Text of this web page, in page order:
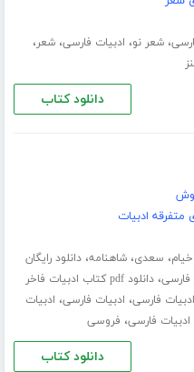
،شعر نو، ادبیات فارسی،شعر،
دانلود کتاب
متفرقه ادبیات
خیام، سعدی،شاهنامه،دانلود رایگان
فارسی،
دانلود pdf کتاب ادبیات فاخر
فارسی، ادبیات فارسی، ادبیات
ادبیات فارسی، فروسی
دانلود کتاب